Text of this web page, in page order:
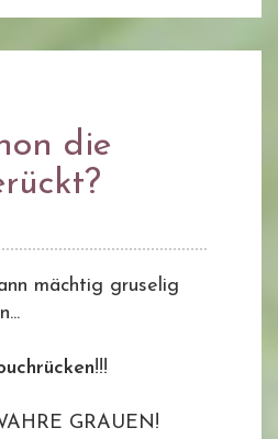
die
mächtig gruselig
!!!
GRAUEN!